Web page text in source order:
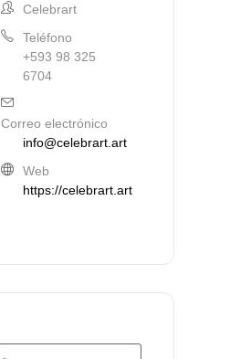
Celebrart
Teléfono
+593 98 325
6704
Correo electrónico
info@celebrart.art
Web
https://celebrart.art